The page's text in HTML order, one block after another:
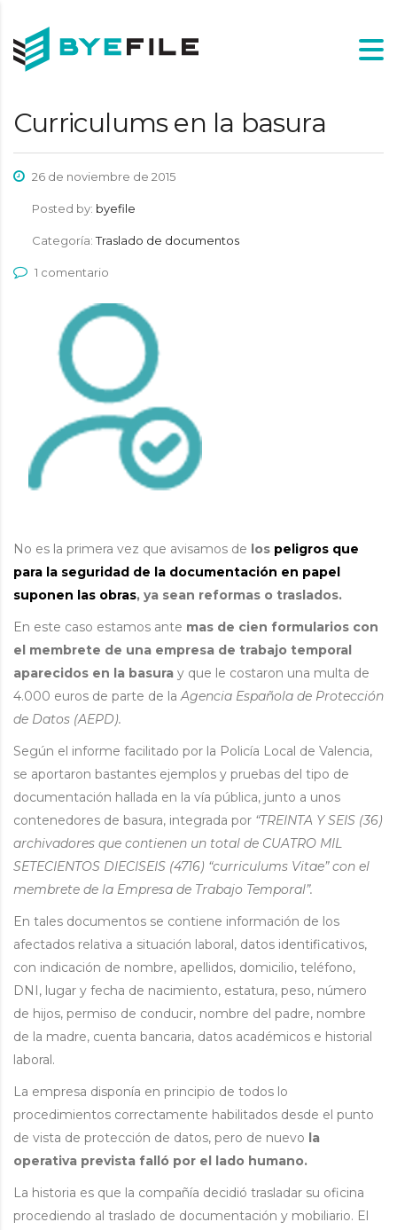
Curriculums en la basura
26 de noviembre de 2015
Posted by: byefile
Categoría:Traslado de documentos
1 comentario
No es la primera vez que avisamos de los peligros que
para la seguridad de la documentación en papel
suponen las obras, ya sean reformas o traslados.
En este caso estamos ante mas de cien formularios con
el membrete de una empresa de trabajo temporal
aparecidos en la basura y que le costaron una multa de
4.000 euros de parte de laAgencia Española de Protección
de Datos (AEPD).
Según el informe facilitado por la Policía Local de Valencia,
se aportaron bastantes ejemplos y pruebas del tipo de
documentación hallada en la vía pública, junto a unos
contenedores de basura, integrada por “TREINTA Y SEIS (36)
archivadores que contienen un total de CUATRO MIL
SETECIENTOS DIECISEIS (4716) “curriculums Vitae” con el
membrete de la Empresa de Trabajo Temporal”.
En tales documentos se contiene información de los
afectados relativa a situación laboral, datos identificativos,
con indicación de nombre, apellidos, domicilio, teléfono,
DNI, lugar y fecha de nacimiento, estatura, peso, número
de hijos, permiso de conducir, nombre del padre, nombre
de la madre, cuenta bancaria, datos académicos e historial
laboral.
La empresa disponía en principio de todos lo
procedimientos correctamente habilitados desde el punto
de vista de protección de datos, pero de nuevo la
operativa prevista falló por el lado humano.
La historia es que la compañía decidió trasladar su oficina
procediendo al traslado de documentación y mobiliario. El